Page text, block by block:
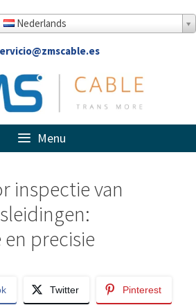
Nederlands
Menu
inspectie van
precisie
Twitter Pinterest